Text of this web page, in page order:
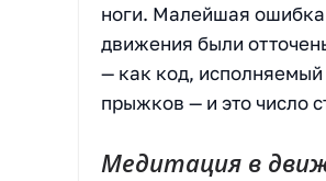
ноги. Малейшая ошибка
движения были
— как код, исполняемый
прыжков — и это число
Медитация в